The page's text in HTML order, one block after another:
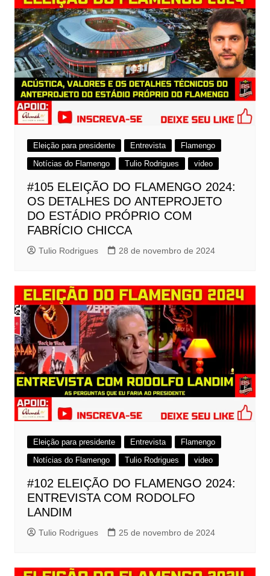
Eleição para presidente Entrevista
Flamengo
Notícias do Flamengo
Tulio Rodrigues video
#105 ELEIÇÃO DO FLAMENGO 2024:
OS DETALHES DO ANTEPROJETO
DO ESTÁDIO PRÓPRIO COM
FABRÍCIO CHICCA
Tulio Rodrigues 28 de novembro de 2024
Eleição para presidente Entrevista
Flamengo
Notícias do Flamengo
Tulio Rodrigues video
#102 ELEIÇÃO DO FLAMENGO 2024:
ENTREVISTA COM RODOLFO
LANDIM
Tulio Rodrigues 25 de novembro de 2024